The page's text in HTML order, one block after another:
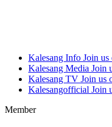
Kalesang Info Join us
Kalesang Media Join
Kalesang TV Join us
Kalesangofficial Join
Member